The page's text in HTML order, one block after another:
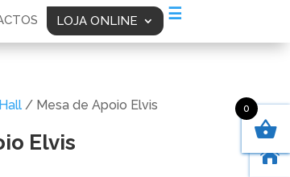
LOJA ONLINE ☰
Hall/ Mesa de Apoio Elvis
Elvis

0